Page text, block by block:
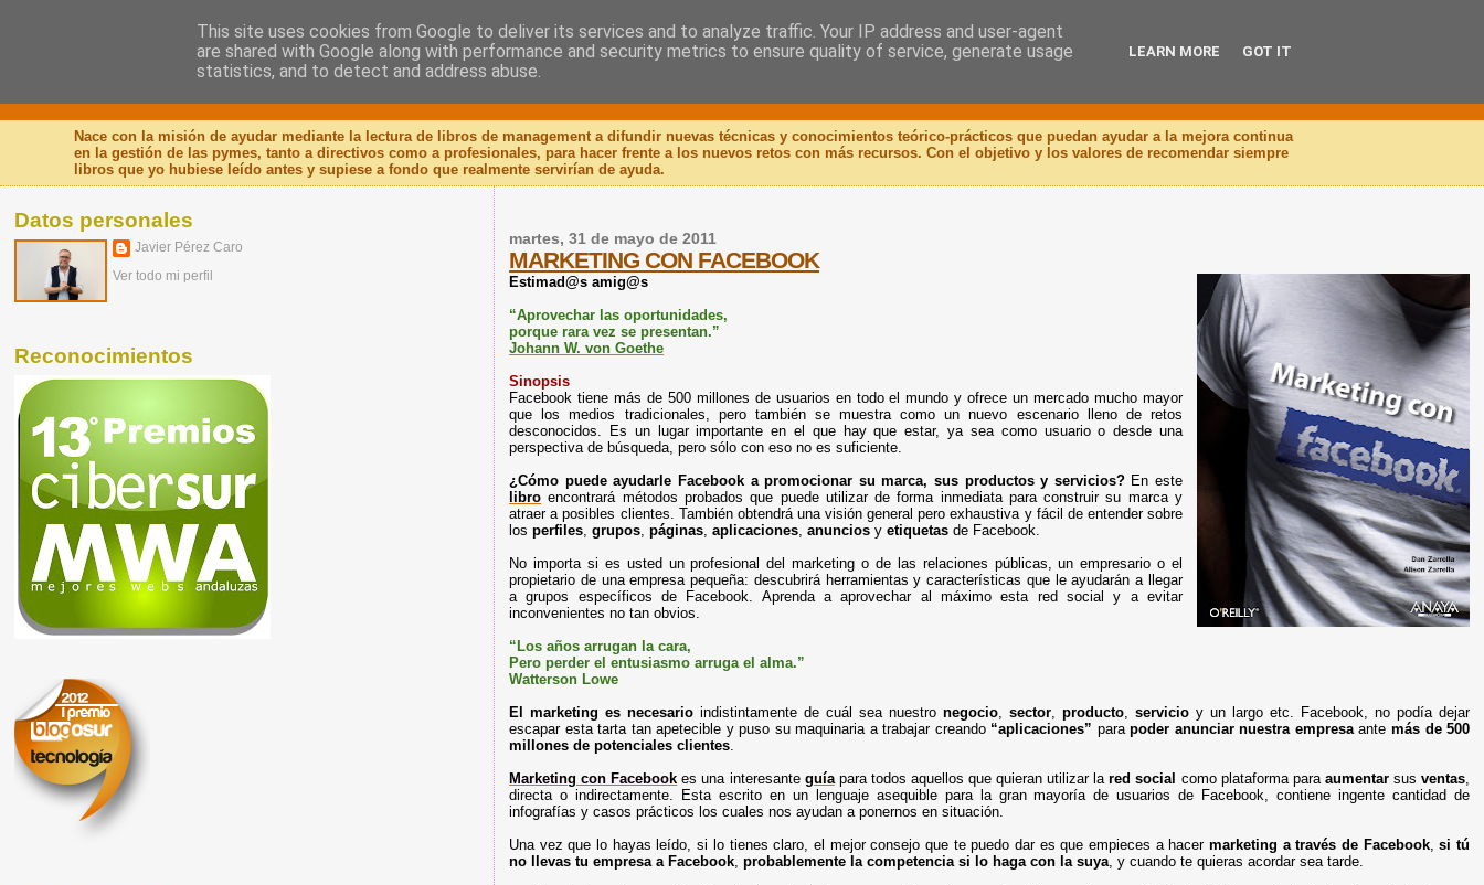
Nuevo Viernes - Nuevo Libro
Nace con la misión de ayudar mediante la lectura de libros de management a difundir nuevas técnicas y conocimientos teórico-prácticos que puedan ayudar a la mejora continua
en la gestión de las pymes, tanto a directivos como a profesionales, para hacer frente a los nuevos retos con más recursos. Con el objetivo y los valores de recomendar siempre
libros que yo hubiese leído antes y supiese a fondo que realmente servirían de ayuda.
martes, 31 de mayo de 2011
MARKETING CON FACEBOOK
Estimad@s amig@s
“Aprovechar las oportunidades,
porque rara vez se presentan.”
Johann W. von Goethe
Sinopsis
Facebook tiene más de 500 millones de usuarios en todo el mundo y ofrece un mercado mucho mayor
que los medios tradicionales, pero también se muestra como un nuevo escenario lleno de retos
desconocidos. Es un lugar importante en el que hay que estar, ya sea como usuario o desde una
perspectiva de búsqueda, pero sólo con eso no es suficiente.
¿Cómo puede ayudarle Facebook a promocionar su marca, sus productos y servicios?En este
libro encontrará métodos probados que puede utilizar de forma inmediata para construir su marca y
atraer a posibles clientes. También obtendrá una visión general pero exhaustiva y fácil de entender sobre
losperfiles,grupos,páginas,aplicaciones,anuncios yetiquetas de Facebook.
No importa si es usted un profesional del marketing o de las relaciones públicas, un empresario o el
propietario de una empresa pequeña: descubrirá herramientas y características que le ayudarán a llegar
a grupos específicos de Facebook. Aprenda a aprovechar al máximo esta red social y a evitar
inconvenientes no tan obvios.
“Los años arrugan la cara,
Pero perder el entusiasmo arruga el alma.”
Watterson Lowe
El marketing es necesario indistintamente de cuál sea nuestronegocio,sector,producto,servicio y un largo etc. Facebook, no podía dejar
escapar esta tarta tan apetecible y puso su maquinaria a trabajar creando “aplicaciones” parapoder anunciar nuestra empresaante más de 500
millones de potenciales clientes.
Marketing con Facebook es una interesante guíapara todos aquellos que quieran utilizar lared social como plataforma para aumentar susventas,
directa o indirectamente. Esta escrito en un lenguaje asequible para la gran mayoría de usuarios de Facebook, contiene ingente cantidad de
infografías y casos prácticos los cuales nos ayudan a ponernos en situación.
Una vez que lo hayas leído, si lo tienes claro, el mejor consejo que te puedo dar es que empieces a hacer marketing a través de Facebook,si tú
no llevas tu empresa a Facebook,probablemente la competencia si lo haga con la suya, y cuando te quieras acordar sea tarde.
Datos personales
Javier Pérez Caro
Ver todo mi perfil
Reconocimientos
This site uses cookies from Google to deliver its services and to analyze traffic. Your IP address and user-agent
are shared with Google along with performance and security metrics to ensure quality of service, generate usage
statistics, and to detect and address abuse.
LEARN MORE GOT IT